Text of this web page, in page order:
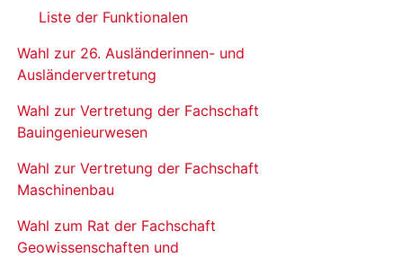
Liste der Funktionalen
Wahl zur 26. Ausländerinnen- und
Ausländervertretung
Wahl zur Vertretung der Fachschaft
Bauingenieurwesen
Wahl zur Vertretung der Fachschaft
Maschinenbau
Wahl zum Rat der Fachschaft
Geowissenschaften und